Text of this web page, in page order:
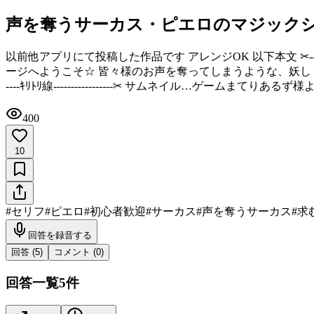
声を奪うサーカス・ピエロのマジック
以前他アプリにて投稿した作品です アレンジOK 以下本文
ージへようこそ☆ 皆々様のお声を奪ってしまうような、妖
----ｷﾘﾄﾘ線-----------------‪✂︎ サムネイル…ゲームまてりあるず様
400
10
#セリフ#ピエロ#初心者歓迎#サーカス#声を奪うサーカス#求
回答を録音する
回答 (5) コメント (0)
回答一覧5件